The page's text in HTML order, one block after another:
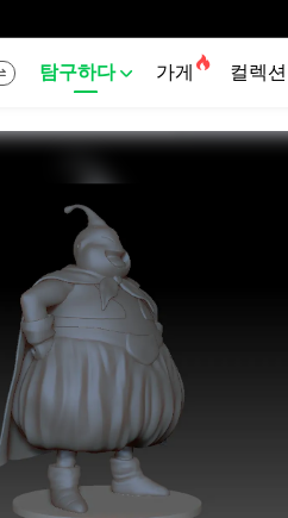
탐구하다  가게  컬렉션